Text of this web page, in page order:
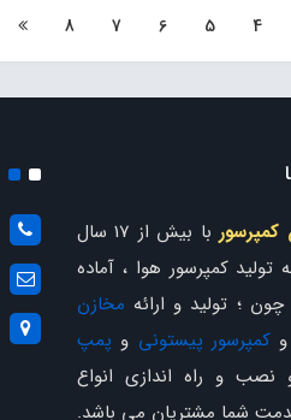
4
5
6
7
8
کمپرسور
با بیش از 17 سال
تولید کمپرسور هوا ، آماده
چون ؛ تولید و ارائه مخازن
و کمپرسور پیستونی و پمپ
نصب و راه اندازی انواع
شما مشتریان می باشد.